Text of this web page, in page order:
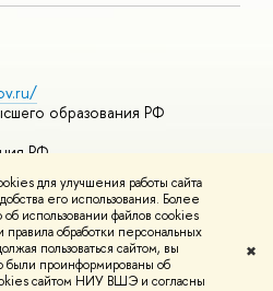
для улучшения работы сайта
его использования. Более
использовании файлов cookies
правила обработки персональных
пользоваться сайтом, вы
были проинформированы об
сайтом НИУ ВШЭ и согласны
✖
образования РФ
РФ
курсы
и контактыУсловия
конфиденциальности